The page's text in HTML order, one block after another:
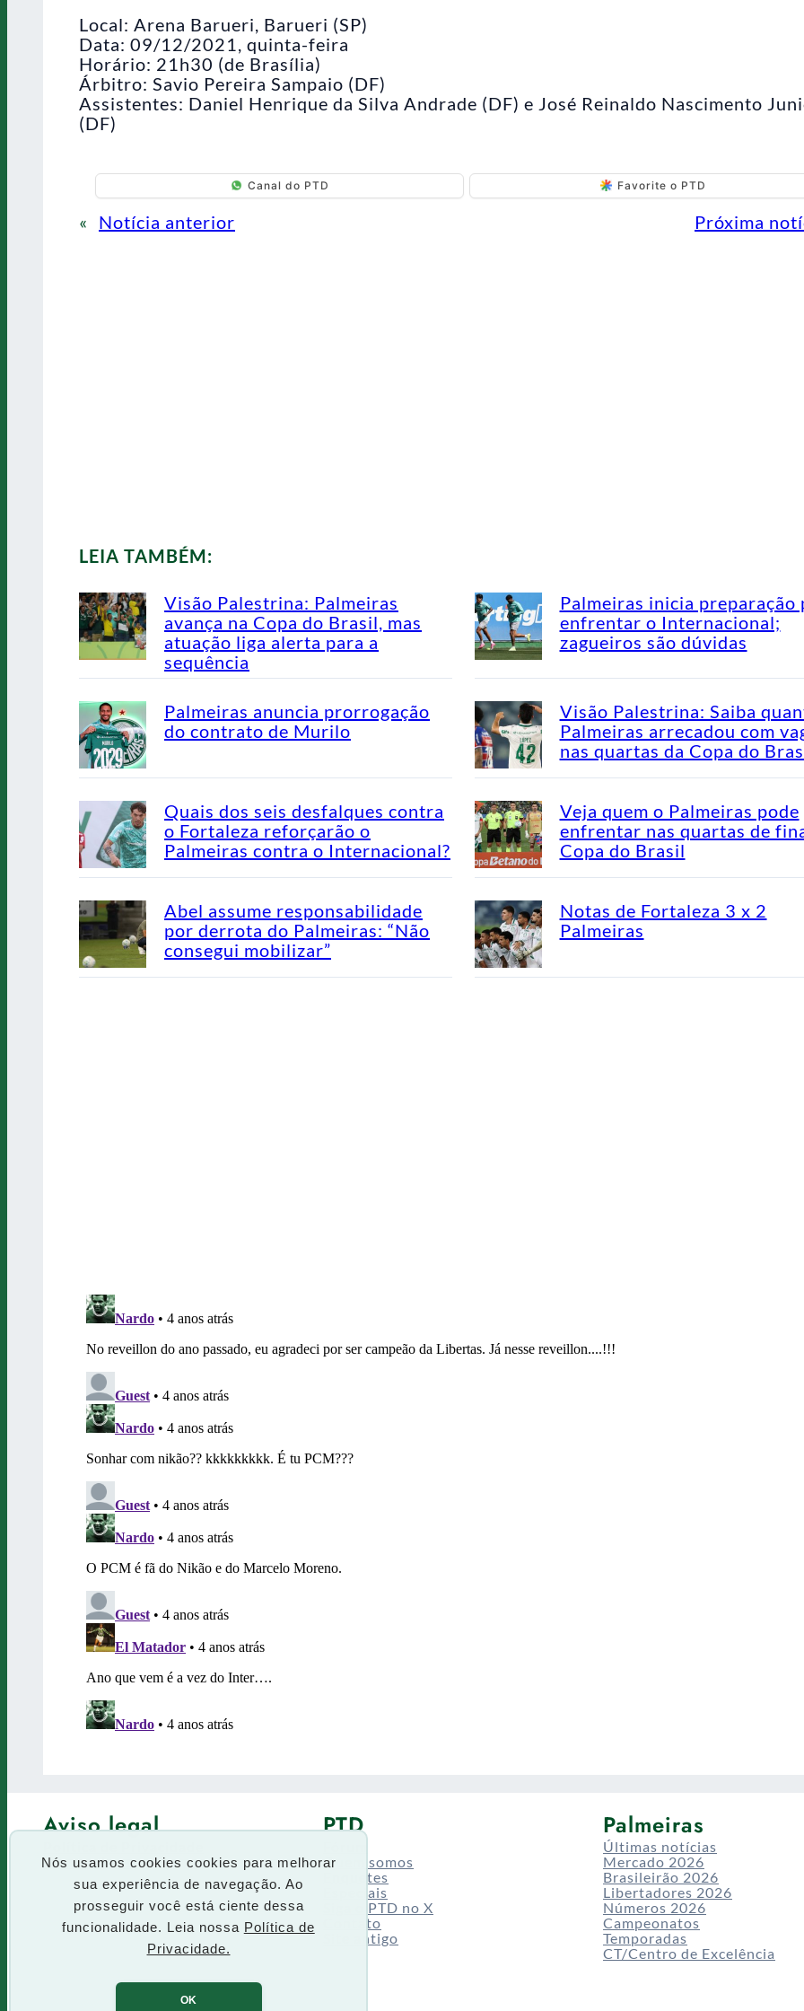
Nós usamos cookies cookies para melhorar
sua experiência de navegação. Ao
prosseguir você está ciente dessa
funcionalidade. Leia nossa Política de
Privacidade.
OK
Local: Arena Barueri, Barueri (SP)
Data: 09/12/2021, quinta-feira
Horário: 21h30 (de Brasília)
Árbitro: Savio Pereira Sampaio (DF)
Assistentes: Daniel Henrique da Silva Andrade (DF) e José Reinaldo Nascimento
(DF)
Canal do PTD Favorite o PTD
« Notícia anterior Próxima
LEIA TAMBÉM:
Visão Palestrina: Palmeiras
avança na Copa do Brasil, mas
atuação liga alerta para a
sequência
Palmeiras inicia preparação
enfrentar o Internacional;
zagueiros são dúvidas
Palmeiras anuncia prorrogação
do contrato de Murilo
Visão Palestrina: Saiba
Palmeiras arrecadou com
nas quartas da Copa do
Quais dos seis desfalques contra
o Fortaleza reforçarão o
Palmeiras contra o Internacional?
Veja quem o Palmeiras pode
enfrentar nas quartas de
Copa do Brasil
Abel assume responsabilidade
por derrota do Palmeiras: “Não
consegui mobilizar”
Notas de Fortaleza 3 x 2
Palmeiras
Aviso legal
Termos de uso
PTD
Quem somos
Enquetes
Especiais
Siga o PTD no X
Contato
Site antigo
Palmeiras
Últimas notícias
Mercado 2026
Brasileirão 2026
Libertadores 2026
Números 2026
Campeonatos
Temporadas
CT/Centro de Excelência